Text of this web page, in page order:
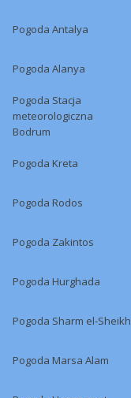
Pogoda Antalya
Pogoda Alanya
Pogoda Stacja
meteorologiczna
Bodrum
Pogoda Kreta
Pogoda Rodos
Pogoda Zakintos
Pogoda Hurghada
Pogoda Sharm el-Sheikh
Pogoda Marsa Alam